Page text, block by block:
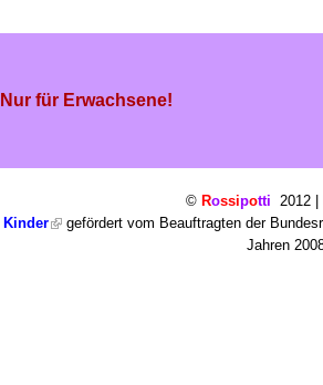
für Erwachsene!
© Rossipotti 2012 |
Kinder
gefördert vom Beauftragten der
Jahren